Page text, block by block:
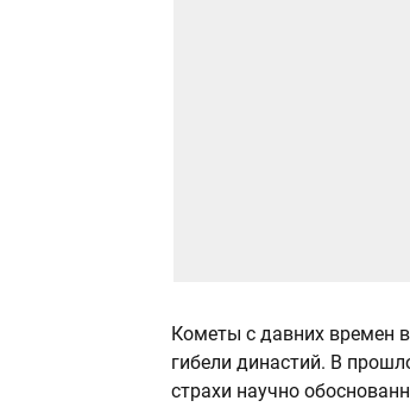
Кометы с давних времен
гибели династий. В
страхи научно